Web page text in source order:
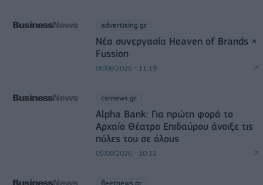
advertising.gr
Νέα συνεργασία Heaven of Brands ×
Fussion
06/08/2026 - 11:19
csrnews.gr
Alpha Bank: Για πρώτη φορά το
Αρχαίο Θέατρο Επιδαύρου άνοιξε τις
πύλες του σε όλους
05/08/2026 - 10:12
fleetnews.gr